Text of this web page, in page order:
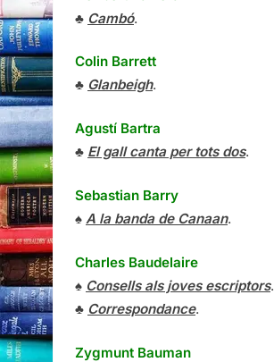
♣ Cambó.
Colin Barrett
♣ Glanbeigh.
Agustí Bartra
♣ El gall canta per tots dos.
Sebastian Barry
♠ A la banda de Canaan.
Charles Baudelaire
♠ Consells als joves escriptors.
♣ Correspondance.
Zygmunt Bauman